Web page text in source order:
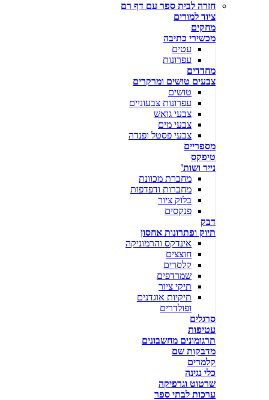
חזרה לבית ספר עם דף רם
ציוד למורים
מחקים
מכשירי כתיבה
עטים
עפרונות
מחדדים
צבעים טושים ומרקרים
טושים
עפרונות צבעוניים
צבעי גואש
צבעי מים
צבעי פסטל ופנדה
מספריים
טיפקס
נייר ושות'
מחברת מכוונת
מחברות ודפדפות
בלוק ציור
פנקסים
דבק
תיוק ופתרונות אחסון
אינדקס והרמוניקה
חוצצים
קלסרים
שמרדפים
תיקי ציור
תיקיות אוגדנים
ופולדרים
סרגלים
עטיפות
תרגומונים מחשבונים
מדבקות שם
קלמרים
כלי נגינה
שרטוט וגרפיקה
ערכות לבתי ספר